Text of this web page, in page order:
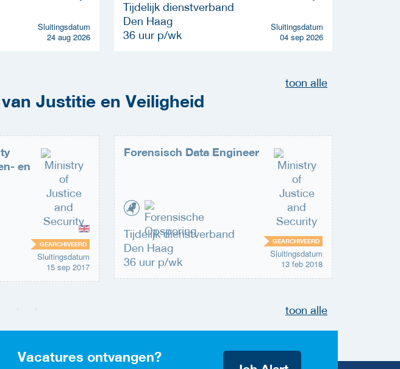
Sluitingsdatum
24 aug 2026
Tijdelijk dienstverband
Den Haag
36 uur p/wk
Sluitingsdatum
04 sep 2026
toon alle
Justitie en Veiligheid
en
GEARCHIVEERD
Sluitingsdatum
15 sep 2017
Forensisch Data Engineer
Tijdelijk dienstverband
Den Haag
36 uur p/wk
GEARCHIVEERD
Sluitingsdatum
13 feb 2018
toon alle
Vacatures ontvangen?